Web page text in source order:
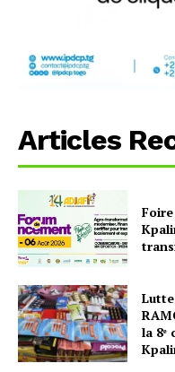
Articles
la 8ᵉ